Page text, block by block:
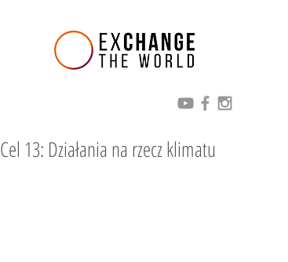
Cel 13: Działania na rzecz klimatu